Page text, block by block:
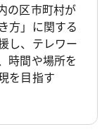
の区市町村が
方」に関する
し、テレワー
時間や場所を
を目指す